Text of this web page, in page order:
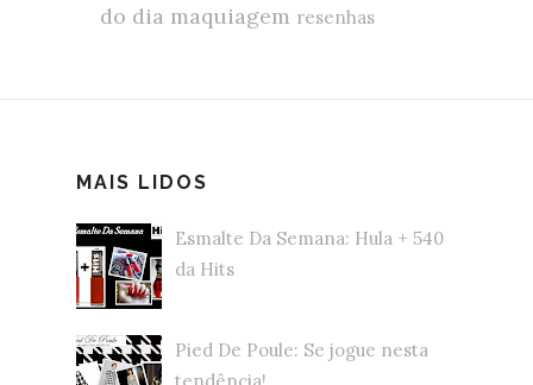
do dia maquiagem resenhas
MAIS LIDOS
Esmalte Da Semana: Hula + 540
da Hits
Pied De Poule: Se jogue nesta